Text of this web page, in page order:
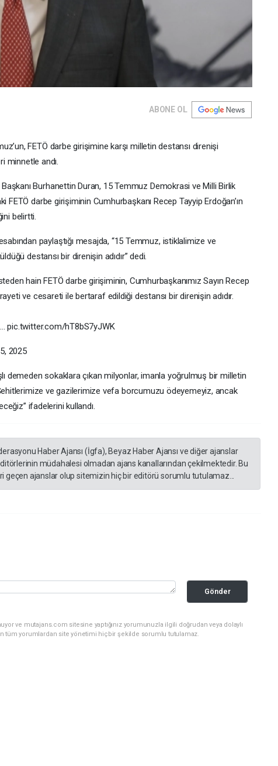
ABONE OL
FETÖ darbe girişimine karşı milletin destansı direnişi
minnetle andı.
Burhanettin Duran, 15 Temmuz Demokrasi ve Milli Birlik
FETÖ darbe girişiminin Cumhurbaşkanı Recep Tayyip Erdoğan’ın
belirtti.
paylaştığı mesajda, “15 Temmuz, istiklalimize ve
destansı bir direnişin adıdır” dedi.
hain FETÖ darbe girişiminin, Cumhurbaşkanımız Sayın Recep
ve cesareti ile bertaraf edildiği destansı bir direnişin adıdır.
pic.twitter.com/hT8bS7yJWK
2025
demeden sokaklara çıkan milyonlar, imanla yoğrulmuş bir milletin
ve gazilerimize vefa borcumuzu ödeyemeyiz, ancak
ifadelerini kullandı.
Haber Ajansı (İgfa), Beyaz Haber Ajansı ve diğer ajanslar
müdahalesi olmadan ajans kanallarından çekilmektedir. Bu
ajanslar olup sitemizin hiç bir editörü sorumlu tutulamaz...
Gönder
ve mutajans.com sitesine yaptığınız yorumunuzla ilgili doğrudan veya dolaylı
tüm yorumlardan site yönetimi hiçbir şekilde sorumlu tutulamaz.